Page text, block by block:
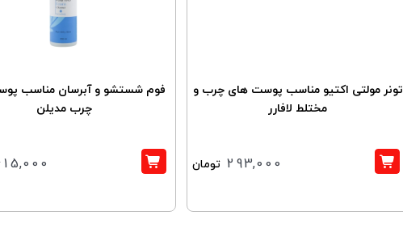
تونر مولتی اکتیو مناسب پوست های چرب و
مختلط لافارر
293,000 تومان
فوم شستشو و آبرسان مناسب
چرب مدیلن